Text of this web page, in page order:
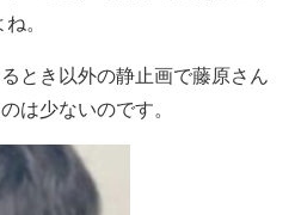
。
とき以外の静止画で藤原さん
は少ないのです。